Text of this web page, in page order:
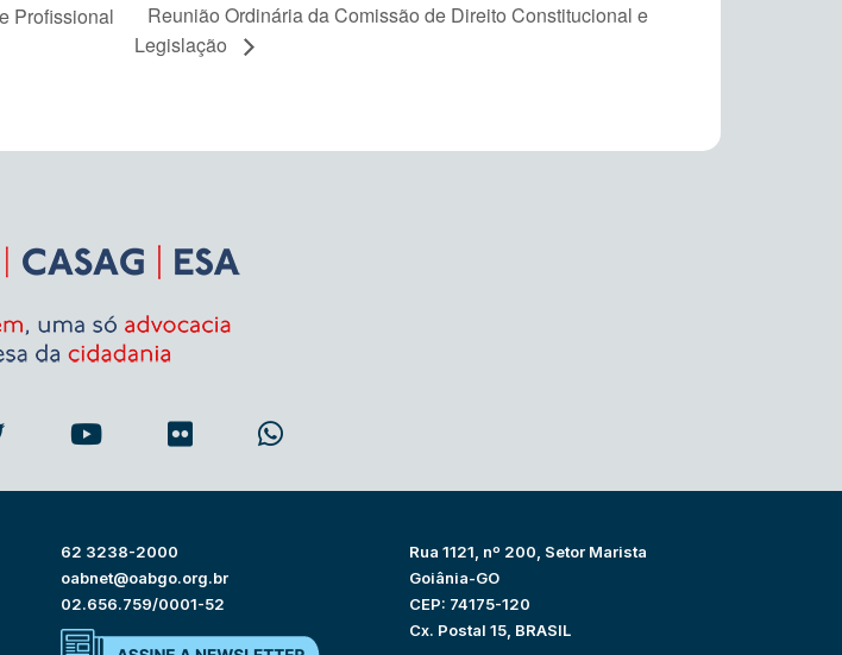
Profissional
Reunião Ordinária da Comissão de Direito Constitucional e
Legislação
62 3238-2000
oabnet@oabgo.org.br
02.656.759/0001-52
Rua 1121, nº 200, Setor Marista
Goiânia-GO
CEP: 74175-120
Cx. Postal 15, BRASIL